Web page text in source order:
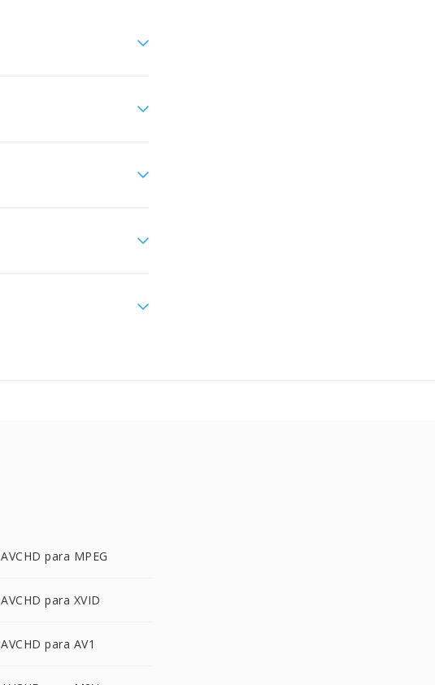
AVCHD para MPEG
AVCHD para XVID
AVCHD para AV1